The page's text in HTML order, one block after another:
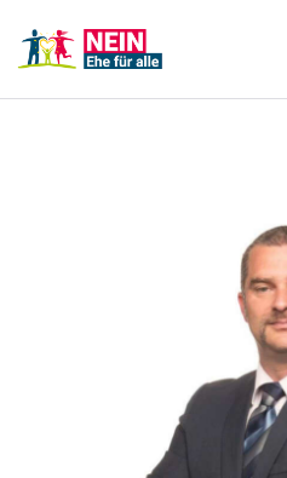
DARUM GEHT ES
DOWNLOADS